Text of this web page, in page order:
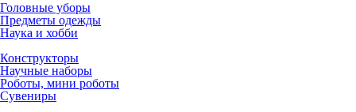
Головные уборы
Предметы одежды
Наука и хобби
Конструкторы
Научные наборы
Роботы, мини роботы
Сувениры